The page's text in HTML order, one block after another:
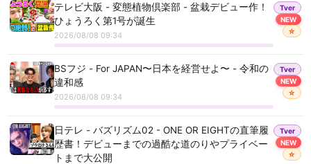
テレビ大阪 - 変態植物倶楽部 - 盆栽デビュー作！
ひょうろく第1号が誕生
2026/08/08 09:34
Tver
NEW
☆
BSフジ - For JAPAN〜日本を経営せよ〜 - 令和の
違和感
2026/08/08 09:34
Tver
NEW
☆
日テレ - バズリズム02 - ONE OR EIGHTの直筆履
歴書！デビューまでの過酷な道のりやプライベー
トまで大公開
Tver
NEW
☆